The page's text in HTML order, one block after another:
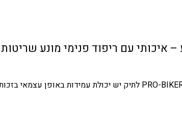
איכותי עם ריפוד פנימי מונע שריטות